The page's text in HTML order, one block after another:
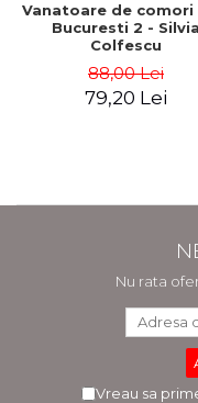
Vanatoare de comori
Bucuresti 2 - Silvia
Colfescu
88,00 Lei
79,20 Lei
Nu rata
Vreau sa